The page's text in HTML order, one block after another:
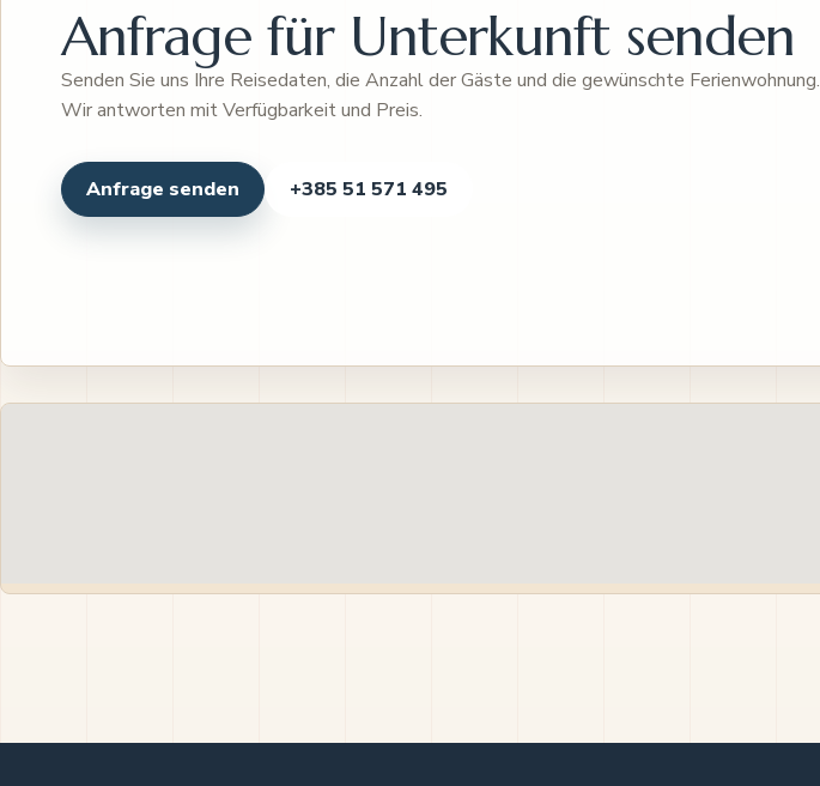
Anfrage für Unterkunft senden
Senden Sie uns Ihre Reisedaten, die Anzahl der Gäste und die gewünschte Ferienwohnung.
Wir antworten mit Verfügbarkeit und Preis.
Anfrage senden +385 51 571 495